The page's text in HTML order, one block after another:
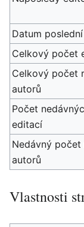
Datum
Celkový počet
Celkový počet
autorů
Počet
editací
Nedávný počet
autorů
Vlastnosti